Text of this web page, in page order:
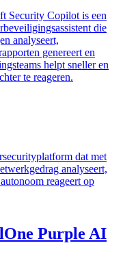
Security Copilot is een
die
analyseert,
genereert en
helpt sneller en
te reageren.
dat met
analyseert,
reageert op
Purple AI